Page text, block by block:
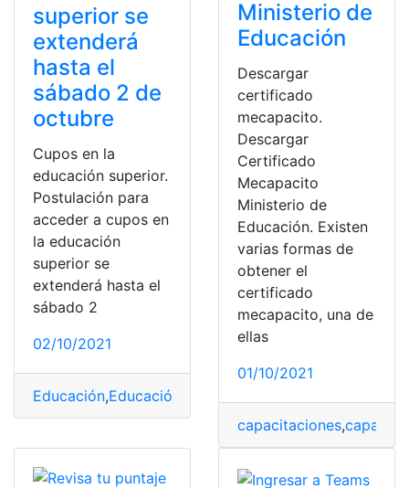
superior se
extenderá
hasta el
sábado 2 de
octubre
Cupos en la
educación superior.
Postulación para
acceder a cupos en
la educación
superior se
extenderá hasta el
sábado 2
02/10/2021
Educación,Educación Superior
Ministerio de
Educación
Descargar
certificado
mecapacito.
Descargar
Certificado
Mecapacito
Ministerio de
Educación. Existen
varias formas de
obtener el
certificado
mecapacito, una de
ellas
01/10/2021
capacitaciones,